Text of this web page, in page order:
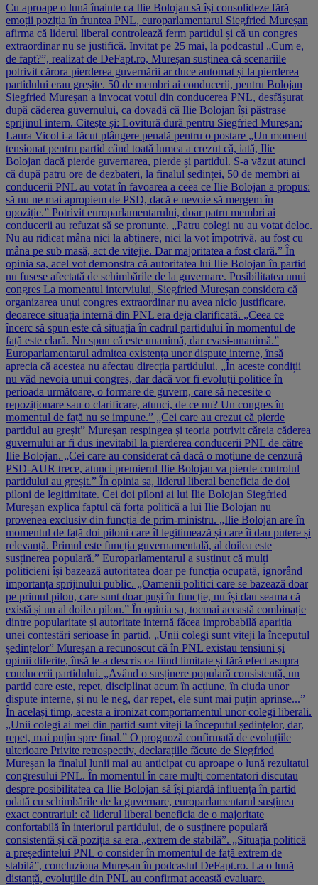
Cu aproape o lună înainte ca Ilie Bolojan să își consolideze fără
emoții poziția în fruntea PNL, europarlamentarul Siegfried Mureșan
afirma că liderul liberal controlează ferm partidul și că un congres
extraordinar nu se justifică. Invitat pe 25 mai, la podcastul „Cum e,
de fapt?”, realizat de DeFapt.ro, Mureșan susținea că scenariile
potrivit cărora pierderea guvernării ar duce automat și la pierderea
partidului erau greșite. 50 de membri ai conducerii, pentru Bolojan
Siegfried Mureșan a invocat votul din conducerea PNL, desfășurat
după căderea guvernului, ca dovadă că Ilie Bolojan își păstrase
sprijinul intern. Citește și: Lovitură dură pentru Siegfried Mureșan:
Laura Vicol i-a făcut plângere penală pentru o postare „Un moment
tensionat pentru partid când toată lumea a crezut că, iată, Ilie
Bolojan dacă pierde guvernarea, pierde și partidul. S-a văzut atunci
că după patru ore de dezbateri, la finalul ședinței, 50 de membri ai
conducerii PNL au votat în favoarea a ceea ce Ilie Bolojan a propus:
să nu ne mai apropiem de PSD, dacă e nevoie să mergem în
opoziție.” Potrivit europarlamentarului, doar patru membri ai
conducerii au refuzat să se pronunțe. „Patru colegi nu au votat deloc.
Nu au ridicat mâna nici la abținere, nici la vot împotrivă, au fost cu
mâna pe sub masă, act de vitejie. Dar majoritatea a fost clară.” În
opinia sa, acel vot demonstra că autoritatea lui Ilie Bolojan în partid
nu fusese afectată de schimbările de la guvernare. Posibilitatea unui
congres La momentul interviului, Siegfried Mureșan considera că
organizarea unui congres extraordinar nu avea nicio justificare,
deoarece situația internă din PNL era deja clarificată. „Ceea ce
încerc să spun este că situația în cadrul partidului în momentul de
față este clară. Nu spun că este unanimă, dar cvasi-unanimă.”
Europarlamentarul admitea existența unor dispute interne, însă
aprecia că acestea nu afectau direcția partidului. „În aceste condiții
nu văd nevoia unui congres, dar dacă vor fi evoluții politice în
perioada următoare, o formare de guvern, care să necesite o
repoziționare sau o clarificare, atunci, de ce nu? Un congres în
momentul de față nu se impune.” „Cei care au crezut că pierde
partidul au greșit” Mureșan respingea și teoria potrivit căreia căderea
guvernului ar fi dus inevitabil la pierderea conducerii PNL de către
Ilie Bolojan. „Cei care au considerat că dacă o moțiune de cenzură
PSD-AUR trece, atunci premierul Ilie Bolojan va pierde controlul
partidului au greșit.” În opinia sa, liderul liberal beneficia de doi
piloni de legitimitate. Cei doi piloni ai lui Ilie Bolojan Siegfried
Mureșan explica faptul că forța politică a lui Ilie Bolojan nu
provenea exclusiv din funcția de prim-ministru. „Ilie Bolojan are în
momentul de față doi piloni care îl legitimează și care îi dau putere și
relevanță. Primul este funcția guvernamentală, al doilea este
susținerea populară.” Europarlamentarul a susținut că mulți
politicieni își bazează autoritatea doar pe funcția ocupată, ignorând
importanța sprijinului public. „Oamenii politici care se bazează doar
pe primul pilon, care sunt doar puși în funcție, nu își dau seama că
există și un al doilea pilon.” În opinia sa, tocmai această combinație
dintre popularitate și autoritate internă făcea improbabilă apariția
unei contestări serioase în partid. „Unii colegi sunt viteji la începutul
ședințelor” Mureșan a recunoscut că în PNL existau tensiuni și
opinii diferite, însă le-a descris ca fiind limitate și fără efect asupra
conducerii partidului. „Având o susținere populară consistentă, un
partid care este, repet, disciplinat acum în acțiune, în ciuda unor
dispute interne, și nu le neg, dar repet, ele sunt mai puțin aprinse...”
În același timp, acesta a ironizat comportamentul unor colegi liberali.
„Unii colegi ai mei din partid sunt viteji la începutul ședințelor, dar,
repet, mai puțin spre final.” O prognoză confirmată de evoluțiile
ulterioare Privite retrospectiv, declarațiile făcute de Siegfried
Mureșan la finalul lunii mai au anticipat cu aproape o lună rezultatul
congresului PNL. În momentul în care mulți comentatori discutau
despre posibilitatea ca Ilie Bolojan să își piardă influența în partid
odată cu schimbările de la guvernare, europarlamentarul susținea
exact contrariul: că liderul liberal beneficia de o majoritate
confortabilă în interiorul partidului, de o susținere populară
consistentă și că poziția sa era „extrem de stabilă”. „Situația politică
a președintelui PNL o consider în momentul de față extrem de
stabilă”, concluziona Mureșan în podcastul DeFapt.ro. La o lună
distanță, evoluțiile din PNL au confirmat această evaluare.